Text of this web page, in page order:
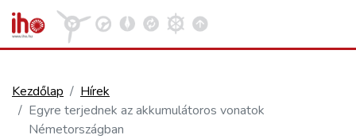
VASÚT
Kezdőlap
Hírek
Egyre terjednek az akkumulátoros vonatok
Németországban